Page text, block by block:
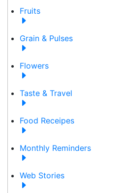
Fruits
Grain & Pulses
Flowers
Taste & Travel
Food Receipes
Monthly Reminders
Web Stories